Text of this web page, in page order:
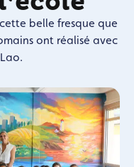
belle fresque que
ont réalisé avec